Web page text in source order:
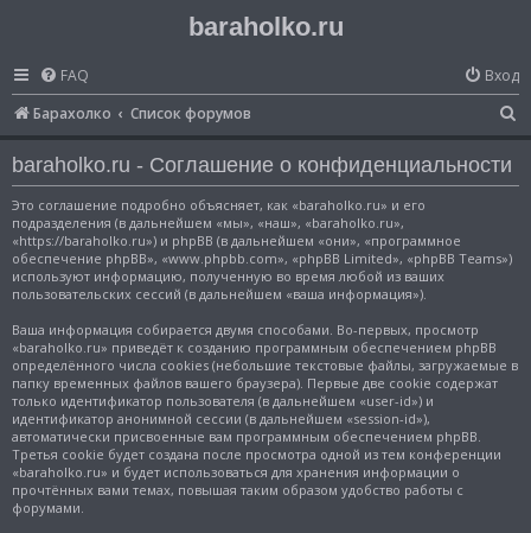
baraholko.ru
FAQ
Вход
Барахолко
Список форумов
о
baraholko.ru - Соглашение о конфиденциальности
Это соглашение подробно объясняет, как «baraholko.ru» и его
подразделения (в дальнейшем «мы», «наш», «baraholko.ru»,
«https://baraholko.ru») и phpBB (в дальнейшем «они», «программное
обеспечение phpBB», «www.phpbb.com», «phpBB Limited», «phpBB Teams»)
используют информацию, полученную во время любой из ваших
пользовательских сессий (в дальнейшем «ваша информация»).
Ваша информация собирается двумя способами. Во-первых, просмотр
«baraholko.ru» приведёт к созданию программным обеспечением phpBB
определённого числа cookies (небольшие текстовые файлы, загружаемые в
папку временных файлов вашего браузера). Первые две cookie содержат
только идентификатор пользователя (в дальнейшем «user-id») и
идентификатор анонимной сессии (в дальнейшем «session-id»),
автоматически присвоенные вам программным обеспечением phpBB.
Третья cookie будет создана после просмотра одной из тем конференции
«baraholko.ru» и будет использоваться для хранения информации о
прочтённых вами темах, повышая таким образом удобство работы с
форумами.